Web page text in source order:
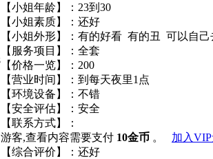
【小姐年龄】：23到30
【小姐素质】：还好
【小姐外形】：有的好看 有的丑 可
【服务项目】：全套
【价格一览】：200
【营业时间】：到每天夜里1点
【环境设备】：不错
【安全评估】：安全
【联系方式】：
游客,查看内容需要支付 10金币 。 加入
【综合评价】：还好